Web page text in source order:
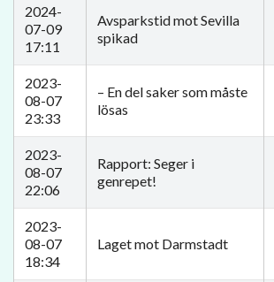
2024-
07-09
17:11
Avsparkstid mot Sevilla
spikad
2023-
08-07
23:33
– En del saker som måste
lösas
2023-
08-07
22:06
Rapport: Seger i
genrepet!
2023-
08-07
18:34
Laget mot Darmstadt